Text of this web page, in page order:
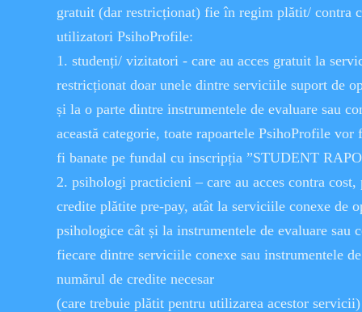
gratuit (dar restricționat) fie în regim plătit/ contra
utilizatori PsihoProfile:
1. studenți/ vizitatori - care au acces gratuit la
restricționat doar unele dintre serviciile suport de
și la o parte dintre instrumentele de evaluare sau
această categorie, toate rapoartele PsihoProfile
fi banate pe fundal cu inscripția ”STUDENT
2. psihologi practicieni – care au acces contra cost,
credite plătite pre-pay, atât la serviciile conexe de
psihologice cât și la instrumentele de evaluare sau
fiecare dintre serviciile conexe sau instrumentele
numărul de credite necesar
(care trebuie plătit pentru utilizarea acestor